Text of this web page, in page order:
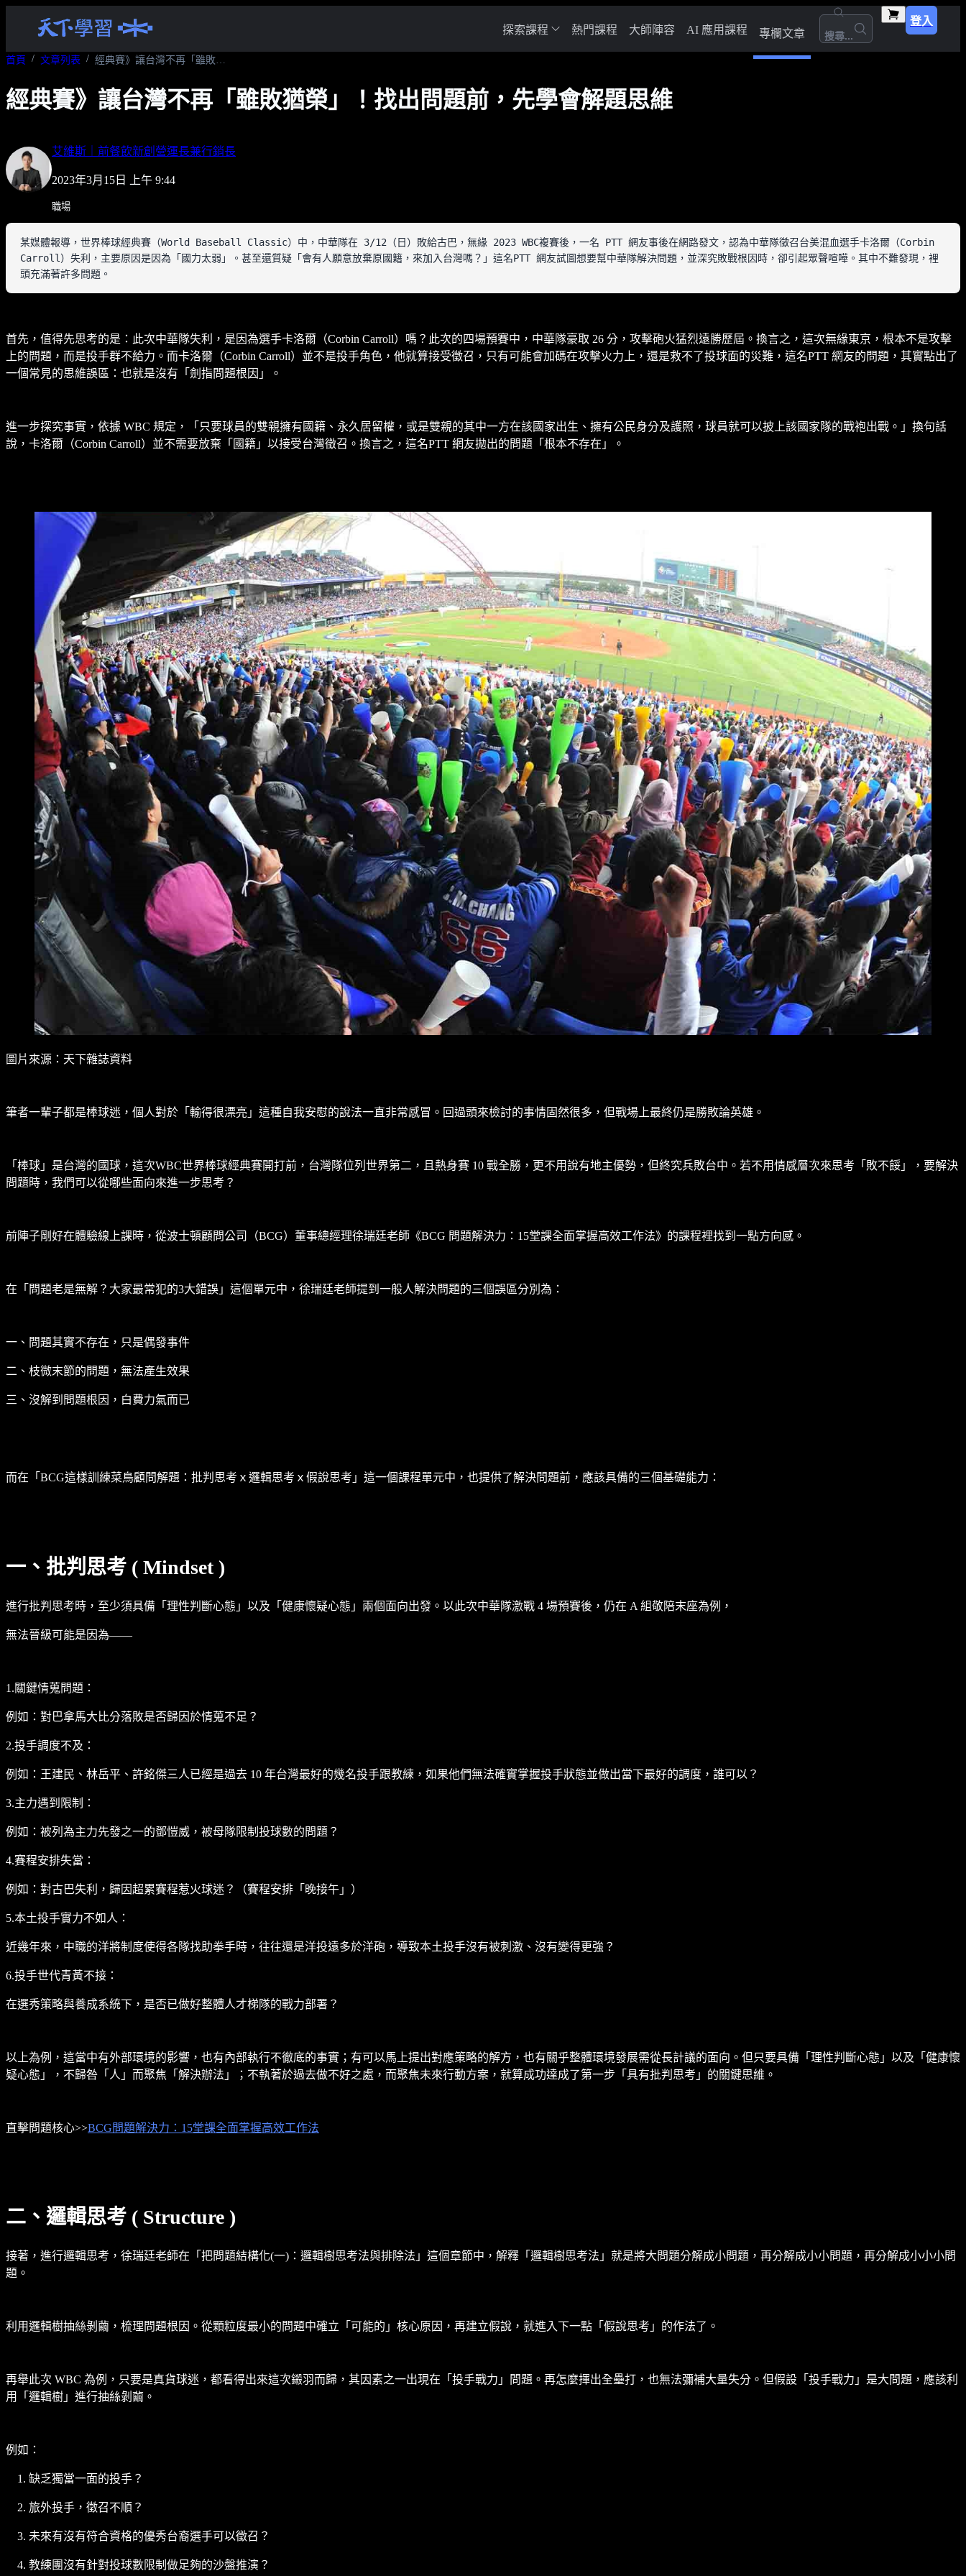
探索課程 熱門課程 大師陣容 AI 應用課程 專欄文章 搜尋...
登入
首頁 文章列表 經典賽》讓台灣不再「雖敗猶榮」！找出問題前，先學會解題思維
經典賽》讓台灣不再「雖敗猶榮」！找出問題前，先學會解題思維
艾維斯｜前餐飲新創營運長兼行銷長
2023年3月15日 上午 9:44
職場
某媒體報導，世界棒球經典賽（World Baseball Classic）中，中華隊在 3/12（日）敗給古巴，無緣 2023 WBC複賽後，一名 PTT 網友事後在網路發文，認為中華隊徵召台美混血選手卡洛爾（Corbin
Carroll）失利，主要原因是因為「國力太弱」。甚至還質疑「會有人願意放棄原國籍，來加入台灣嗎？」這名PTT 網友試圖想要幫中華隊解決問題，並深究敗戰根因時，卻引起眾聲喧嘩。其中不難發現，裡
頭充滿著許多問題。
首先，值得先思考的是：此次中華隊失利，是因為選手卡洛爾（Corbin Carroll）嗎？此次的四場預賽中，中華隊豪取 26 分，攻擊砲火猛烈遠勝歷屆。換言之，這次無緣東京，根本不是攻擊
上的問題，而是投手群不給力。而卡洛爾（Corbin Carroll）並不是投手角色，他就算接受徵召，只有可能會加碼在攻擊火力上，還是救不了投球面的災難，這名PTT 網友的問題，其實點出了
一個常見的思維誤區：也就是沒有「劍指問題根因」。
進一步探究事實，依據 WBC 規定，「只要球員的雙親擁有國籍、永久居留權，或是雙親的其中一方在該國家出生、擁有公民身分及護照，球員就可以披上該國家隊的戰袍出戰。」換句話
說，卡洛爾（Corbin Carroll）並不需要放棄「國籍」以接受台灣徵召。換言之，這名PTT 網友拋出的問題「根本不存在」。
圖片來源：天下雜誌資料
筆者一輩子都是棒球迷，個人對於「輸得很漂亮」這種自我安慰的說法一直非常感冒。回過頭來檢討的事情固然很多，但戰場上最終仍是勝敗論英雄。
「棒球」是台灣的國球，這次WBC世界棒球經典賽開打前，台灣隊位列世界第二，且熱身賽 10 戰全勝，更不用說有地主優勢，但終究兵敗台中。若不用情感層次來思考「敗不餒」，要解決
問題時，我們可以從哪些面向來進一步思考？
前陣子剛好在體驗線上課時，從波士頓顧問公司（BCG）董事總經理徐瑞廷老師《BCG 問題解決力：15堂課全面掌握高效工作法》的課程裡找到一點方向感。
在「問題老是無解？大家最常犯的3大錯誤」這個單元中，徐瑞廷老師提到一般人解決問題的三個誤區分別為：
一、問題其實不存在，只是偶發事件
二、枝微末節的問題，無法產生效果
三、沒解到問題根因，白費力氣而已
而在「BCG這樣訓練菜鳥顧問解題：批判思考ｘ邏輯思考ｘ假說思考」這一個課程單元中，也提供了解決問題前，應該具備的三個基礎能力：
一、批判思考 ( Mindset )
進行批判思考時，至少須具備「理性判斷心態」以及「健康懷疑心態」兩個面向出發。以此次中華隊激戰 4 場預賽後，仍在 A 組敬陪末座為例，
無法晉級可能是因為——
1.關鍵情蒐問題：
例如：對巴拿馬大比分落敗是否歸因於情蒐不足？
2.投手調度不及：
例如：王建民、林岳平、許銘傑三人已經是過去 10 年台灣最好的幾名投手跟教練，如果他們無法確實掌握投手狀態並做出當下最好的調度，誰可以？
3.主力遇到限制：
例如：被列為主力先發之一的鄧愷威，被母隊限制投球數的問題？
4.賽程安排失當：
例如：對古巴失利，歸因超累賽程惹火球迷？（賽程安排「晚接午」）
5.本土投手實力不如人：
近幾年來，中職的洋將制度使得各隊找助拳手時，往往還是洋投遠多於洋砲，導致本土投手沒有被刺激、沒有變得更強？
6.投手世代青黃不接：
在選秀策略與養成系統下，是否已做好整體人才梯隊的戰力部署？
以上為例，這當中有外部環境的影響，也有內部執行不徹底的事實；有可以馬上提出對應策略的解方，也有關乎整體環境發展需從長計議的面向。但只要具備「理性判斷心態」以及「健康懷
疑心態」，不歸咎「人」而聚焦「解決辦法」；不執著於過去做不好之處，而聚焦未來行動方案，就算成功達成了第一步「具有批判思考」的關鍵思維。
直擊問題核心>>BCG問題解決力：15堂課全面掌握高效工作法
二、邏輯思考 ( Structure )
接著，進行邏輯思考，徐瑞廷老師在「把問題結構化(一)：邏輯樹思考法與排除法」這個章節中，解釋「邏輯樹思考法」就是將大問題分解成小問題，再分解成小小問題，再分解成小小小問
題。
利用邏輯樹抽絲剝繭，梳理問題根因。從顆粒度最小的問題中確立「可能的」核心原因，再建立假說，就進入下一點「假說思考」的作法了。
再舉此次 WBC 為例，只要是真貨球迷，都看得出來這次鎩羽而歸，其因素之一出現在「投手戰力」問題。再怎麼揮出全壘打，也無法彌補大量失分。但假設「投手戰力」是大問題，應該利
用「邏輯樹」進行抽絲剝繭。
例如：
缺乏獨當一面的投手？
旅外投手，徵召不順？
未來有沒有符合資格的優秀台裔選手可以徵召？
教練團沒有針對投球數限制做足夠的沙盤推演？